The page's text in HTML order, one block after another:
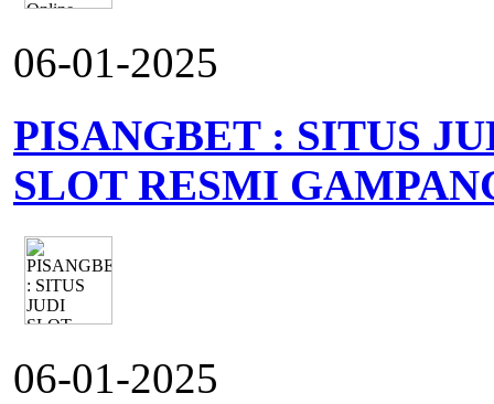
06-01-2025
PISANGBET : SITUS
SLOT RESMI
06-01-2025